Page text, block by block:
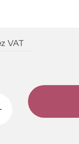
VAT